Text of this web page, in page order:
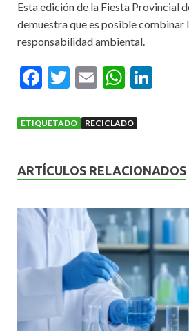
Esta edición de la Fiesta Provincial
demuestra que es posible combinar
responsabilidad ambiental.
F
e
o
o
k
T
itt
E
ai
W
at
A
p
p
n
ETIQUETADO RECICLADO
ARTÍCULOS RELACIONADOS